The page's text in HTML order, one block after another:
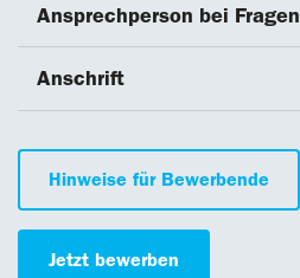
Ansprechperson bei Fragen
Anschrift
Hinweise für Bewerbende
Jetzt bewerben